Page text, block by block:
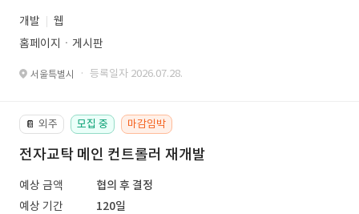
개발
웹
홈페이지ㆍ게시판
서울특별시 · 등록일자 2026.07.28.
📔 외주 모집 중 마감임박
전자교탁 메인 컨트롤러 재개발
예상 금액
협의 후 결정
예상 기간
120일